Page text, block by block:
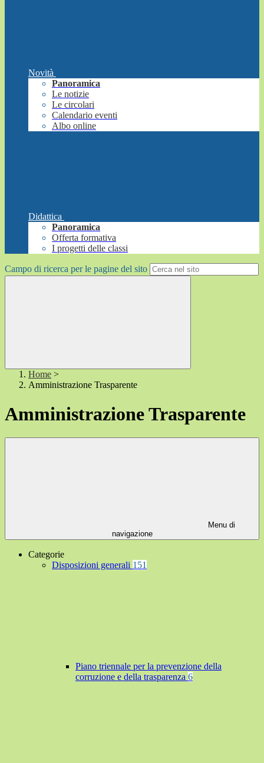
Novità
Panoramica
Le notizie
Le circolari
Calendario eventi
Albo online
Didattica
Panoramica
Offerta formativa
I progetti delle classi
Campo di ricerca per le pagine del sito
Home >
Amministrazione Trasparente
Amministrazione Trasparente
Menu di
navigazione
Categorie
Disposizioni generali 151
Piano triennale per la prevenzione della
corruzione e della trasparenza 6